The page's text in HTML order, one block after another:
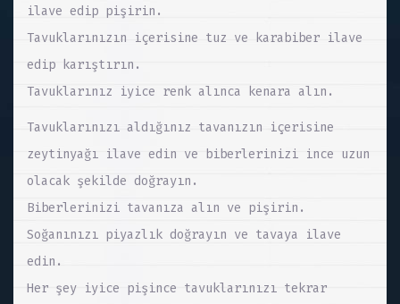
ilave edip pişirin.
Tavuklarınızın içerisine tuz ve karabiber ilave
edip karıştırın.
Tavuklarınız iyice renk alınca kenara alın.
Tavuklarınızı aldığınız tavanızın içerisine
zeytinyağı ilave edin ve biberlerinizi ince uzun
olacak şekilde doğrayın.
Biberlerinizi tavanıza alın ve pişirin.
Soğanınızı piyazlık doğrayın ve tavaya ilave
edin.
Her şey iyice pişince tavuklarınızı tekrar